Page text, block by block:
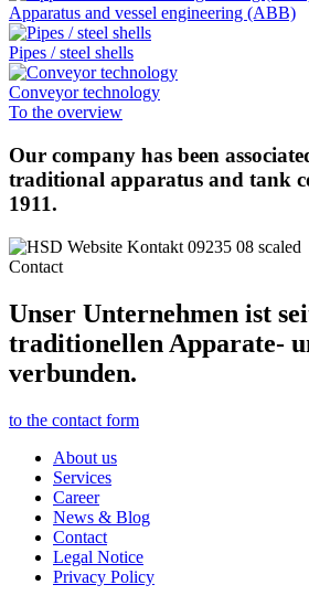
Apparatus and vessel engineering (ABB)
Pipes / steel shells
Conveyor technology
To the overview
Our company has been
traditional apparatus and tank
1911.
Contact
Unser Unternehmen ist
traditionellen Apparate-
verbunden.
to the contact form
About us
Services
Career
News & Blog
Contact
Legal Notice
Privacy Policy